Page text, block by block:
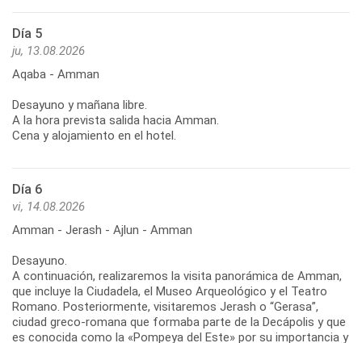
Día 5
ju, 13.08.2026
Aqaba - Amman
Desayuno y mañana libre.
A la hora prevista salida hacia Amman.
Cena y alojamiento en el hotel.
Día 6
vi, 14.08.2026
Amman - Jerash - Ajlun - Amman
Desayuno.
A continuación, realizaremos la visita panorámica de Amman,
que incluye la Ciudadela, el Museo Arqueológico y el Teatro
Romano. Posteriormente, visitaremos Jerash o “Gerasa”,
ciudad greco-romana que formaba parte de la Decápolis y que
es conocida como la «Pompeya del Este» por su importancia y